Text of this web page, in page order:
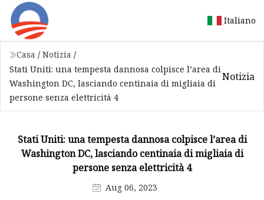
Italiano
Casa / Notizia /
Stati Uniti: una tempesta dannosa colpisce l’area di
Washington DC, lasciando centinaia di migliaia di
persone senza elettricità 4
Notizia
Stati Uniti: una tempesta dannosa colpisce l’area di
Washington DC, lasciando centinaia di migliaia di
persone senza elettricità 4
Aug 06, 2023